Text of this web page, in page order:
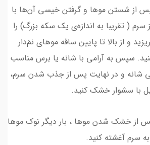
پس از شستن موها و گرفتن خیسی آن‌ها با
سرم ( تقریبا به اندازه‌ی یک سکه بزرگ) را
و از بالا تا پایین ساقه مو‌های نمَ‌دار
سپس به آرامی با شانه یا برس مناسب
شانه و در نهایت پس از جذب شدن سرم،
با سشوار خشک کنید.
از خشک شدن موها ، بار دیگر نوک موها
سرم آغشته کنید.